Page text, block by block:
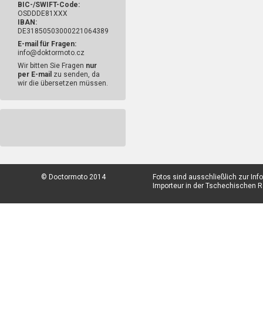
BIC-/SWIFT-Code:
OSDDDE81XXX
IBAN:
DE31850503000221064389
E-mail für Fragen:
info@doktormoto.cz
Wir bitten Sie Fragen nur
per E-mail zu senden, da
wir die übersetzen müssen.
© Doctormoto 2014
Fotos sind ausschließlich zur
Importeur in der Tschechischen